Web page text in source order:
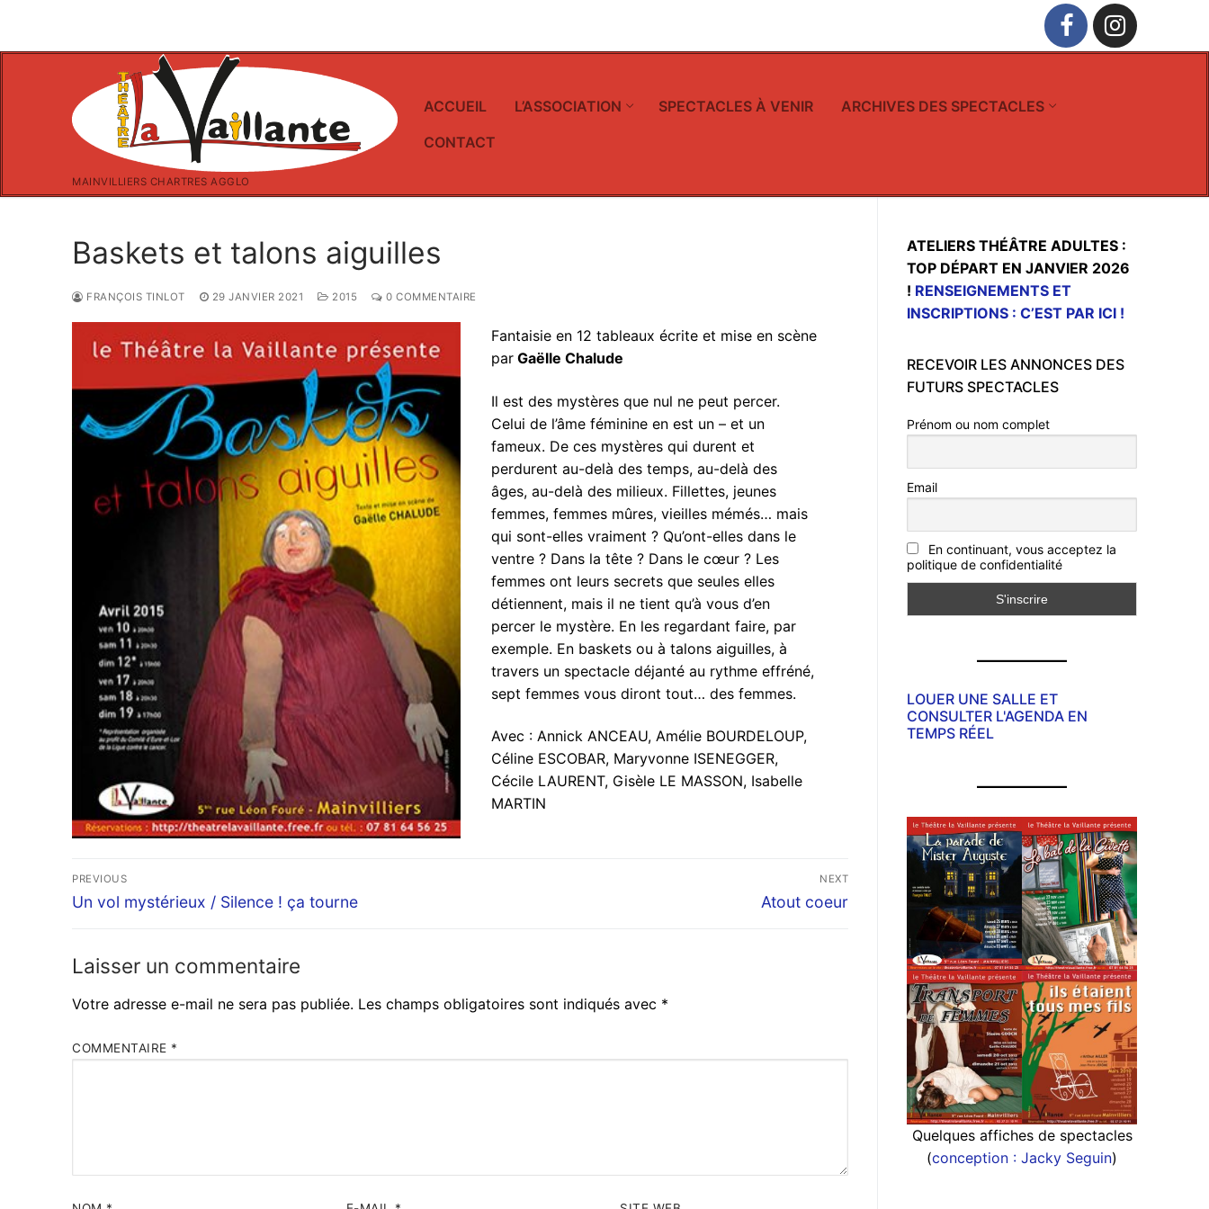
contenu
MAINVILLIERS CHARTRES AGGLO
ACCUEIL L’ASSOCIATION SPECTACLES À VENIR
ARCHIVES DES SPECTACLES
CONTACT
Baskets et talons aiguilles
FRANÇOIS TINLOT 29 JANVIER 2021 2015 0 COMMENTAIRE
Fantaisie en 12 tableaux écrite et mise en scène
par Gaëlle Chalude
Il est des mystères que nul ne peut percer.
Celui de l’âme féminine en est un – et un
fameux. De ces mystères qui durent et
perdurent au-delà des temps, au-delà des
âges, au-delà des milieux. Fillettes, jeunes
femmes, femmes mûres, vieilles mémés… mais
qui sont-elles vraiment ? Qu’ont-elles dans le
ventre ? Dans la tête ? Dans le cœur ? Les
femmes ont leurs secrets que seules elles
détiennent, mais il ne tient qu’à vous d’en
percer le mystère. En les regardant faire, par
exemple. En baskets ou à talons aiguilles, à
travers un spectacle déjanté au rythme effréné,
sept femmes vous diront tout… des femmes.
Avec : Annick ANCEAU, Amélie BOURDELOUP,
Céline ESCOBAR, Maryvonne ISENEGGER,
Cécile LAURENT, Gisèle LE MASSON, Isabelle
MARTIN
Navigation
de
PREVIOUS
Previous
Un vol mystérieux / Silence ! ça tourne
NEXT
Next
Atout coeur
Laisser un commentaire
Votre adresse e-mail ne sera pas publiée. Les champs obligatoires sont indiqués avec *
COMMENTAIRE *
ATELIERS THÉÂTRE ADULTES :
TOP DÉPART EN JANVIER 2026
! RENSEIGNEMENTS ET
INSCRIPTIONS : C’EST PAR ICI !
RECEVOIR LES ANNONCES DES
FUTURS SPECTACLES
Prénom ou nom complet
Email
En continuant, vous acceptez la
politique de confidentialité
LOUER UNE SALLE ET
CONSULTER L'AGENDA EN
TEMPS RÉEL
Quelques affiches de spectacles
(conception : Jacky Seguin)